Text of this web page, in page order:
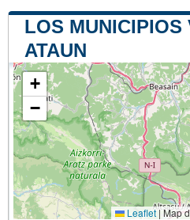
LOS MUNICIPIOS
ATAUN
+
−
Leaflet|Map